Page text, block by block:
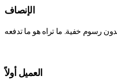
الإنصاف
العميل أولاً